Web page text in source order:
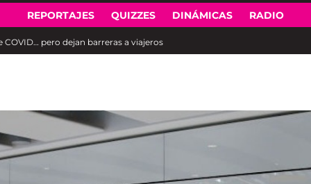
Open
dropdown
REPORTAJES QUIZZES DINÁMICAS RADIO
COVID… pero dejan barreras a viajeros